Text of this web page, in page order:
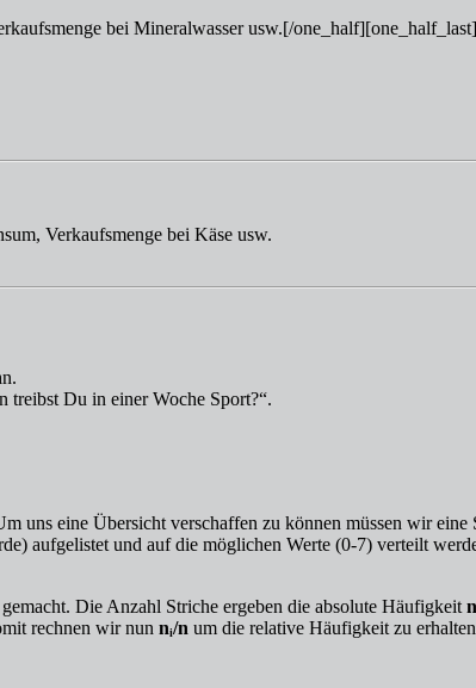
bei Mineralwasser usw.[/one_half][one_half_last]
Verkaufsmenge bei Käse usw.
treibst Du in einer Woche Sport?“.
uns eine Übersicht verschaffen zu können müssen wir
aufgelistet und auf die möglichen Werte (0-7) verteilt
Die Anzahl Striche ergeben die absolute Häufigkeit
rechnen wir nun nᵢ/n um die relative Häufigkeit zu